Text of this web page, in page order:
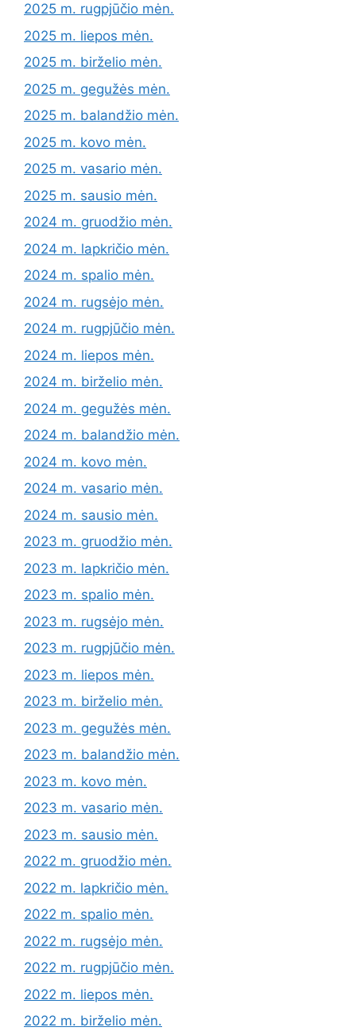
2025 m. rugpjūčio mėn.
2025 m. liepos mėn.
2025 m. birželio mėn.
2025 m. gegužės mėn.
2025 m. balandžio mėn.
2025 m. kovo mėn.
2025 m. vasario mėn.
2025 m. sausio mėn.
2024 m. gruodžio mėn.
2024 m. lapkričio mėn.
2024 m. spalio mėn.
2024 m. rugsėjo mėn.
2024 m. rugpjūčio mėn.
2024 m. liepos mėn.
2024 m. birželio mėn.
2024 m. gegužės mėn.
2024 m. balandžio mėn.
2024 m. kovo mėn.
2024 m. vasario mėn.
2024 m. sausio mėn.
2023 m. gruodžio mėn.
2023 m. lapkričio mėn.
2023 m. spalio mėn.
2023 m. rugsėjo mėn.
2023 m. rugpjūčio mėn.
2023 m. liepos mėn.
2023 m. birželio mėn.
2023 m. gegužės mėn.
2023 m. balandžio mėn.
2023 m. kovo mėn.
2023 m. vasario mėn.
2023 m. sausio mėn.
2022 m. gruodžio mėn.
2022 m. lapkričio mėn.
2022 m. spalio mėn.
2022 m. rugsėjo mėn.
2022 m. rugpjūčio mėn.
2022 m. liepos mėn.
2022 m. birželio mėn.